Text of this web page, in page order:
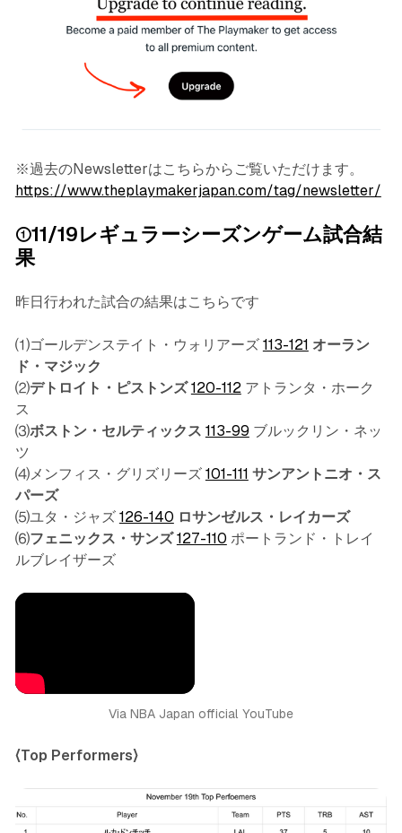
※過去のNewsletterはこちらからご覧いただけます。
https://www.theplaymakerjapan.com/tag/newsletter/
①11/19レギュラーシーズンゲーム試合結
果
昨日行われた試合の結果はこちらです
⑴ゴールデンステイト・ウォリアーズ 113-121 オーラン
ド・マジック
⑵デトロイト・ピストンズ 120-112アトランタ・ホーク
ス
⑶ボストン・セルティックス 113-99ブルックリン・ネッ
ツ
⑷メンフィス・グリズリーズ 101-111 サンアントニオ・ス
パーズ
⑸ユタ・ジャズ 126-140 ロサンゼルス・レイカーズ
⑹フェニックス・サンズ127-110 ポートランド・トレイ
ルブレイザーズ
Via NBA Japan official YouTube
〈Top Performers〉